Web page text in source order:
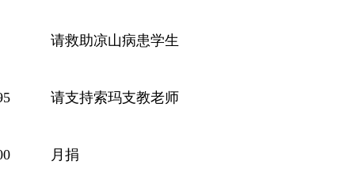
请救助凉山病患学生
请支持索玛支教老师
月捐